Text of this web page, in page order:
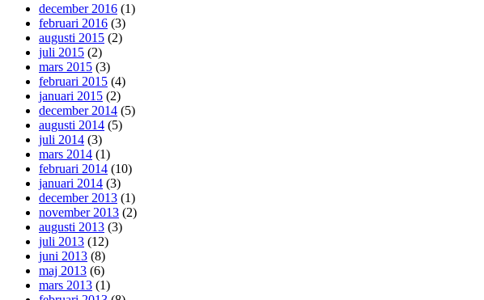
december 2016 (1)
februari 2016 (3)
augusti 2015 (2)
juli 2015 (2)
mars 2015 (3)
februari 2015 (4)
januari 2015 (2)
december 2014 (5)
augusti 2014 (5)
juli 2014 (3)
mars 2014 (1)
februari 2014 (10)
januari 2014 (3)
december 2013 (1)
november 2013 (2)
augusti 2013 (3)
juli 2013 (12)
juni 2013 (8)
maj 2013 (6)
mars 2013 (1)